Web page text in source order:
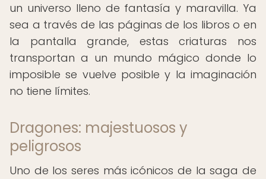
un universo lleno de fantasía y maravilla. Ya
sea a través de las páginas de los libros o en
la pantalla grande, estas criaturas nos
transportan a un mundo mágico donde lo
imposible se vuelve posible y la imaginación
no tiene límites.
Dragones: majestuosos y
peligrosos
Uno de los seres más icónicos de la saga de